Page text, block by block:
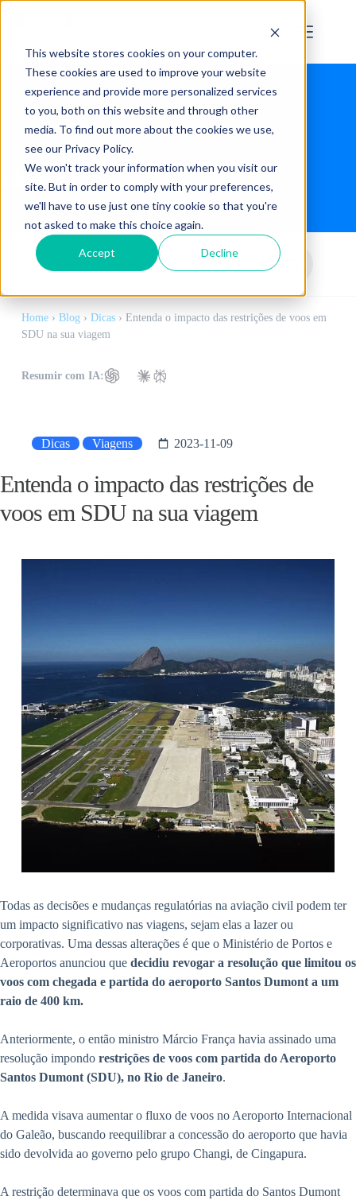
This website stores cookies on your computer.
These cookies are used to improve your website
experience and provide more personalized services
to you, both on this website and through other
media. To find out more about the cookies we use,
see our Privacy Policy.
We won't track your information when you visit our
site. But in order to comply with your preferences,
we'll have to use just one tiny cookie so that you're
not asked to make this choice again.
Accept Decline
Blog
Home› Blog› Dicas› Entenda o impacto das restrições de voos em
SDU na sua viagem
Resumir com IA:
Dicas Viagens 2023-11-09
Entenda o impacto das restrições de
voos em SDU na sua viagem
Todas as decisões e mudanças regulatórias na aviação civil podem ter
um impacto significativo nas viagens, sejam elas a lazer ou
corporativas. Uma dessas alterações é que o Ministério de Portos e
Aeroportos anunciou que decidiu revogar a resolução que limitou os
voos com chegada e partida do aeroporto Santos Dumont a um
raio de 400 km.
Anteriormente, o então ministro Márcio França havia assinado uma
resolução impondo restrições de voos com partida do Aeroporto
Santos Dumont (SDU), no Rio de Janeiro.
A medida visava aumentar o fluxo de voos no Aeroporto Internacional
do Galeão, buscando reequilibrar a concessão do aeroporto que havia
sido devolvida ao governo pelo grupo Changi, de Cingapura.
A restrição determinava que os voos com partida do Santos Dumont